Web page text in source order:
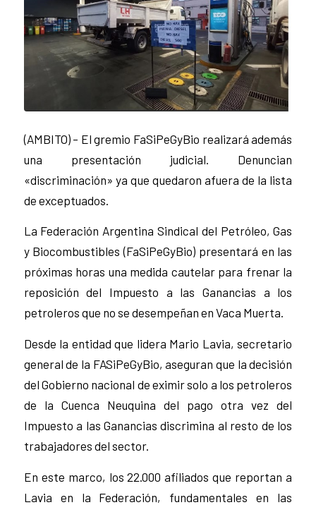
(AMBITO) – El gremio FaSiPeGyBio realizará además
una presentación judicial. Denuncian
«discriminación» ya que quedaron afuera de la lista
de exceptuados.
La Federación Argentina Sindical del Petróleo, Gas
y Biocombustibles (FaSiPeGyBio) presentará en las
próximas horas una medida cautelar para frenar la
reposición del Impuesto a las Ganancias a los
petroleros que no se desempeñan en Vaca Muerta.
Desde la entidad que lidera Mario Lavia, secretario
general de la FASiPeGyBio, aseguran que la decisión
del Gobierno nacional de eximir solo a los petroleros
de la Cuenca Neuquina del pago otra vez del
Impuesto a las Ganancias discrimina al resto de los
trabajadores del sector.
En este marco, los 22.000 afiliados que reportan a
Lavia en la Federación, fundamentales en las